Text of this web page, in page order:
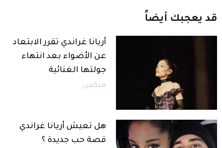
قد يعجبك أيضاً
أريانا غراندي تقرر الابتعاد
عن الأضواء بعد انتهاء
جولتها الغنائية
ميكس
هل تعيش أريانا غراندي
قصة حب جديدة ؟